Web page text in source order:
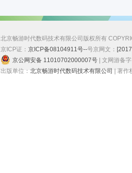
北京畅游时代数码技术有限公司版权所有
京ICP证： 京ICP备08104911号--号京网文：
京公网安备 11010702000007号 | 文网游备
出版单位： 北京畅游时代数码技术有限公司 | 著作